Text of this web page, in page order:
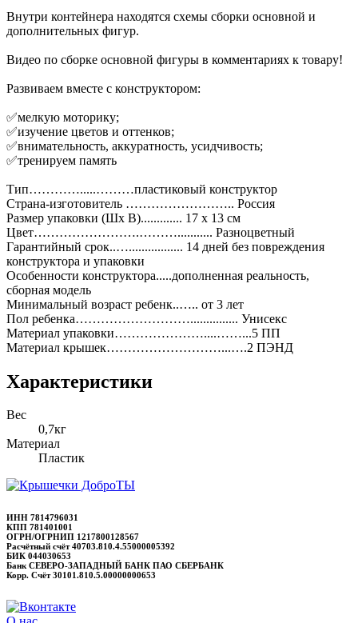
Внутри контейнера находятся схемы сборки основной и
дополнительных фигур.
Видео по сборке основной фигуры в комментариях к товару!
Развиваем вместе с конструктором:
✅мелкую моторику;
✅изучение цветов и оттенков;
✅внимательность, аккуратность, усидчивость;
✅тренируем память
Тип………….....………пластиковый конструктор
Страна-изготовитель …………………….. Россия
Размер упаковки (Шх В)............. 17 x 13 см
Цвет…………………….………........... Разноцветный
Гарантийный срок..…................. 14 дней без повреждения
конструктора и упаковки
Особенности конструктора.....дополненная реальность,
сборная модель
Минимальный возраст ребенк..….. от 3 лет
Пол ребенка………………………............... Унисекс
Материал упаковки…………………....……...5 ПП
Материал крышек………………………...….2 ПЭНД
Характеристики
Вес
0,7кг
Материал
Пластик
ИНН 7814796031
КПП 781401001
ОГРН/ОГРНИП 1217800128567
Расчётный счёт 40703.810.4.55000005392
БИК 044030653
Банк СЕВЕРО-ЗАПАДНЫЙ БАНК ПАО СБЕРБАНК
Корр. Счёт 30101.810.5.00000000653